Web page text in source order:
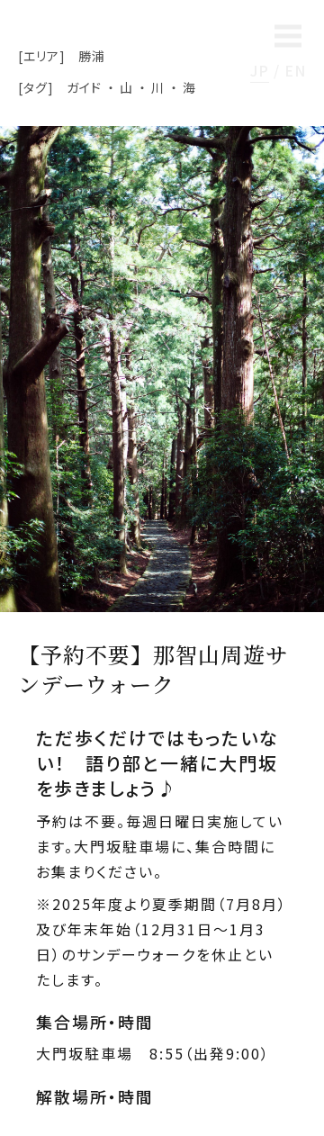
[エリア]
勝浦
[タグ]
ガイド 山 川 海
【予約不要】那智山周遊サ
ンデーウォーク
ただ歩くだけではもったいな
い！ 語り部と一緒に大門坂
を歩きましょう♪
予約は不要。毎週日曜日実施してい
ます。大門坂駐車場に、集合時間に
お集まりください。
※2025年度より夏季期間（7月8月）
及び年末年始（12月31日～1月3
日）のサンデーウォークを休止とい
たします。
集合場所・時間
大門坂駐車場 8:55（出発9:00）
解散場所・時間